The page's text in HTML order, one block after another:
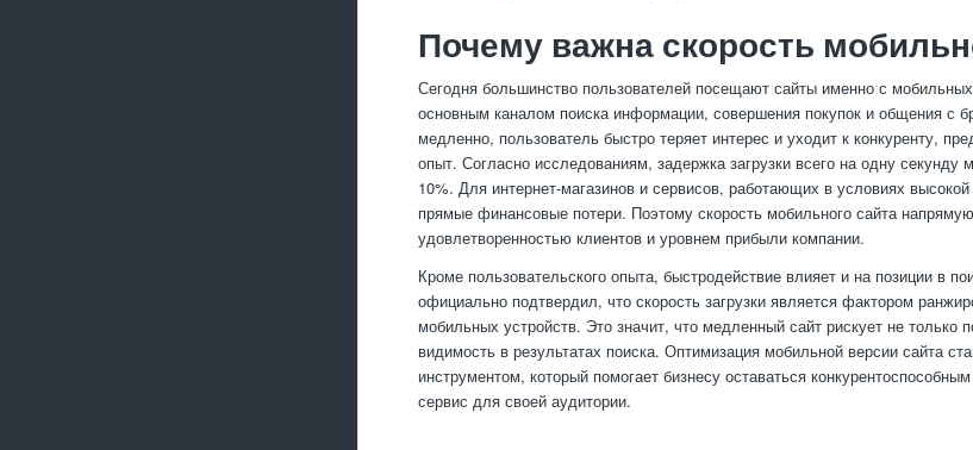
Почему важна скорость
Сегодня большинство пользователей посещают сайты именно с
основным каналом поиска информации, совершения покупок и общения с
медленно, пользователь быстро теряет интерес и уходит к конкуренту,
опыт. Согласно исследованиям, задержка загрузки всего на одну секунду
10%. Для интернет-магазинов и сервисов, работающих в условиях высокой
прямые финансовые потери. Поэтому скорость мобильного сайта
удовлетворенностью клиентов и уровнем прибыли компании.
Кроме пользовательского опыта, быстродействие влияет и на позиции в
официально подтвердил, что скорость загрузки является фактором
мобильных устройств. Это значит, что медленный сайт рискует не только
видимость в результатах поиска. Оптимизация мобильной версии сайта
инструментом, который помогает бизнесу оставаться
сервис для своей аудитории.